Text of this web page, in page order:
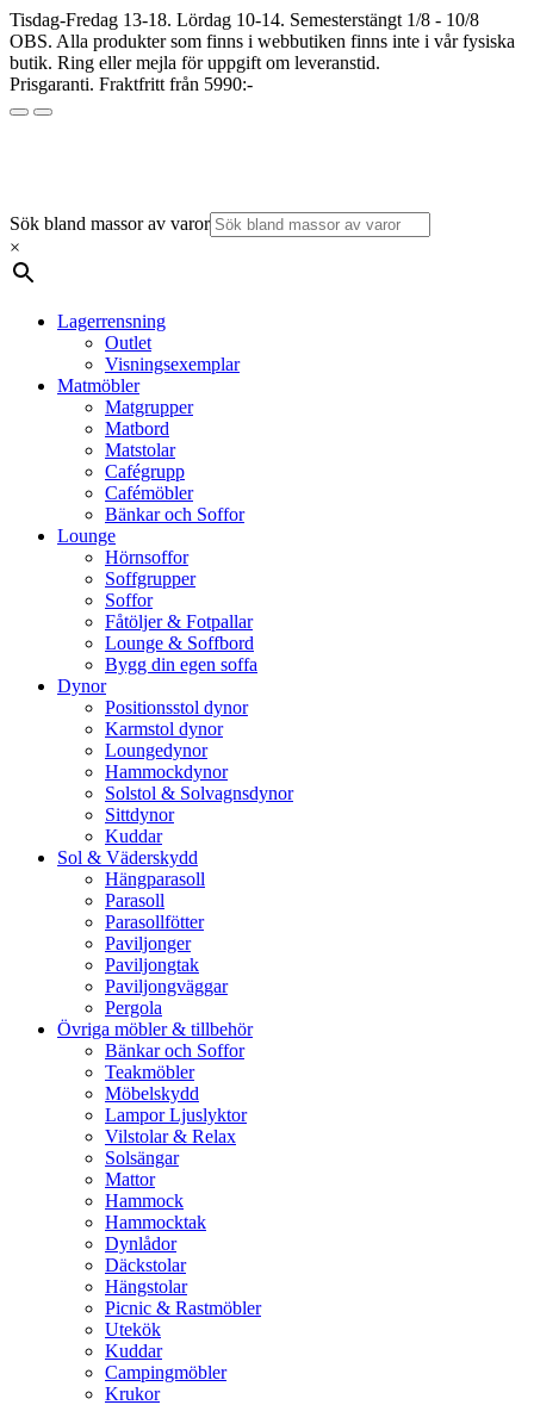
Tisdag-Fredag 13-18. Lördag 10-14. Semesterstängt 1/8 - 10/8
OBS. Alla produkter som finns i webbutiken finns inte i vår fysiska
butik. Ring eller mejla för uppgift om leveranstid.
Prisgaranti. Fraktfritt från 5990:-
Sök bland massor av varor
×
Lagerrensning
Outlet
Visningsexemplar
Matmöbler
Matgrupper
Matbord
Matstolar
Cafégrupp
Cafémöbler
Bänkar och Soffor
Lounge
Hörnsoffor
Soffgrupper
Soffor
Fåtöljer & Fotpallar
Lounge & Soffbord
Bygg din egen soffa
Dynor
Positionsstol dynor
Karmstol dynor
Loungedynor
Hammockdynor
Solstol & Solvagnsdynor
Sittdynor
Kuddar
Sol & Väderskydd
Hängparasoll
Parasoll
Parasollfötter
Paviljonger
Paviljongtak
Paviljongväggar
Pergola
Övriga möbler & tillbehör
Bänkar och Soffor
Teakmöbler
Möbelskydd
Lampor Ljuslyktor
Vilstolar & Relax
Solsängar
Mattor
Hammock
Hammocktak
Dynlådor
Däckstolar
Hängstolar
Picnic & Rastmöbler
Utekök
Kuddar
Campingmöbler
Krukor